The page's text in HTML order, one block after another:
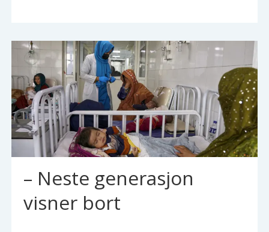
– Neste generasjon
visner bort